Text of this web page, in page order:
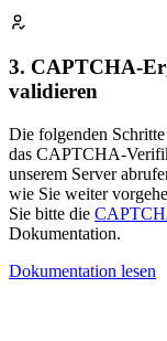
3. CAPTCHA-
validieren
Die folgenden
das CAPTCHA-
unserem Server
wie Sie weiter
Sie bitte die
Dokumentation.
Dokumentation lesen